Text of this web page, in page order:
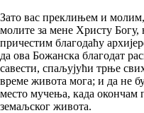
Зато вас преклињем и
молите за мене Христу Богу,
причестим благодаћу
да ова Божанска благодат
савести, спаљујући трње
време живота мога; и да не
место мучења, када
земаљског живота.